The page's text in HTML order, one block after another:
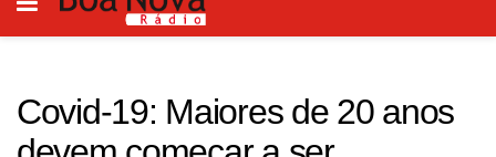
Covid-19: Maiores de 20 anos